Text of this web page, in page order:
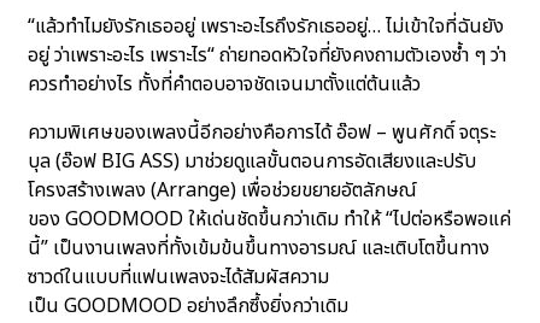
“แล้วทำไมยังรักเธออยู่ เพราะอะไรถึงรักเธออยู่… ไม่เข้าใจที่ฉันยัง
อยู่ ว่าเพราะอะไร เพราะไร“ ถ่ายทอดหัวใจที่ยังคงถามตัวเองซ้ำ ๆ ว่า
ควรทำอย่างไร ทั้งที่คำตอบอาจชัดเจนมาตั้งแต่ต้นแล้ว
ความพิเศษของเพลงนี้อีกอย่างคือการได้ อ๊อฟ – พูนศักดิ์ จตุระ
บุล (อ๊อฟ BIG ASS) มาช่วยดูแลขั้นตอนการอัดเสียงและปรับ
โครงสร้างเพลง (Arrange) เพื่อช่วยขยายอัตลักษณ์
ของ GOODMOOD ให้เด่นชัดขึ้นกว่าเดิม ทำให้ “ไปต่อหรือพอแค่
นี้” เป็นงานเพลงที่ทั้งเข้มข้นขึ้นทางอารมณ์ และเติบโตขึ้นทาง
ซาวด์ในแบบที่แฟนเพลงจะได้สัมผัสความ
เป็น GOODMOOD อย่างลึกซึ้งยิ่งกว่าเดิม